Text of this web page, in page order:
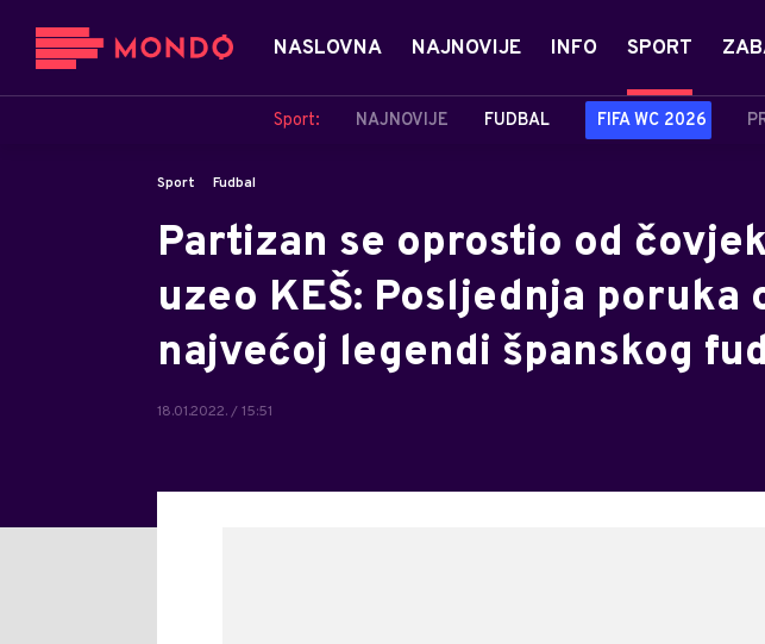
NASLOVNA NAJNOVIJE INFO SPORT
Sport: NAJNOVIJE FUDBAL FIFA WC 2026
Sport Fudbal
Partizan se oprostio od
uzeo KEŠ: Posljednja
najvećoj legendi španskog
18.01.2022. / 15:51